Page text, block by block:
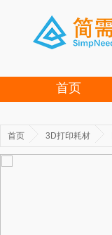
首页
首页 3D打印耗材